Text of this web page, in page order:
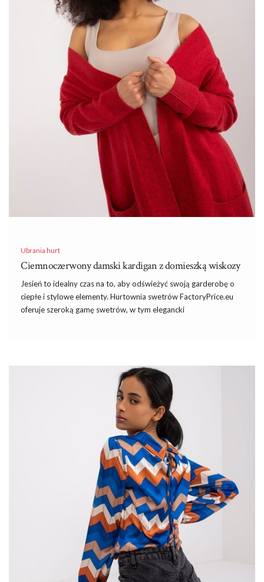
Ubrania hurt
Ciemnoczerwony damski kardigan z domieszką wiskozy
Jesień to idealny czas na to, aby odświeżyć swoją garderobę o
ciepłe i stylowe elementy. Hurtownia swetrów FactoryPrice.eu
oferuje szeroką gamę swetrów, w tym elegancki
poszukują odzieży zarówno funkcjonalnej, jak i modnej.
Ciemnoczerwony kolor dodaje głębi i charakteru, a delikatna
domieszka wiskozy w materiale zapewnia wysoki komfort
noszenia, miękkość oraz lekkość kardiganu. Sweter ten bez trudu
dopasowuje się do różnych typów sylwetek, co czyni go
niezwykle uniwersalnym elementem garderoby.
Najlepsza internetowa hurtowniakardiganów i swetrów
Dresy damskie …